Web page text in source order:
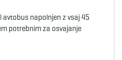
avtobus napolnjen z vsaj 45
potrebnim za osvajanje